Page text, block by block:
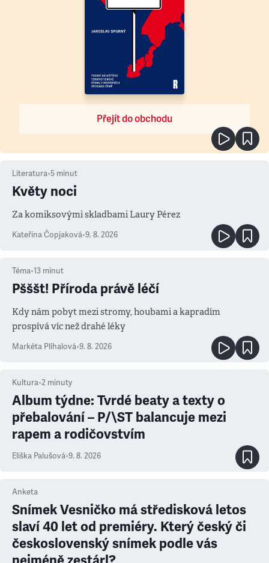
Přejít do obchodu
Literatura•5 minut
Květy noci
Za komiksovými skladbami Laury Pérez
Kateřina Čopjaková•9. 8. 2026
Téma•13 minut
Pšššt! Příroda právě léčí
Kdy nám pobyt mezi stromy, houbami a kapradím
prospívá víc než drahé léky
Markéta Plíhalová•9. 8. 2026
Kultura•2 minuty
Album týdne: Tvrdé beaty a texty o
přebalování – P/\ST balancuje mezi
rapem a rodičovstvím
Eliška Palušová•9. 8. 2026
Anketa
Snímek Vesničko má středisková letos
slaví 40 let od premiéry. Který český či
československý snímek podle vás